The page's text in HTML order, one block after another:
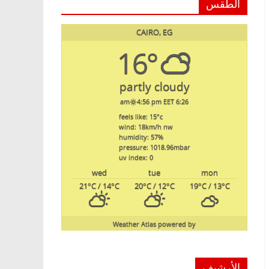
الطقس
CAIRO, EG
16°
partly cloudy
6:26 am
4:56 pm EET
feels like: 15°c
wind: 18km/h nw
humidity: 57%
pressure: 1018.96mbar
uv index: 0
mon
tue
wed
19°C/ 13°C
20°C/ 12°C
21°C/ 14°C
powered by
Weather Atlas